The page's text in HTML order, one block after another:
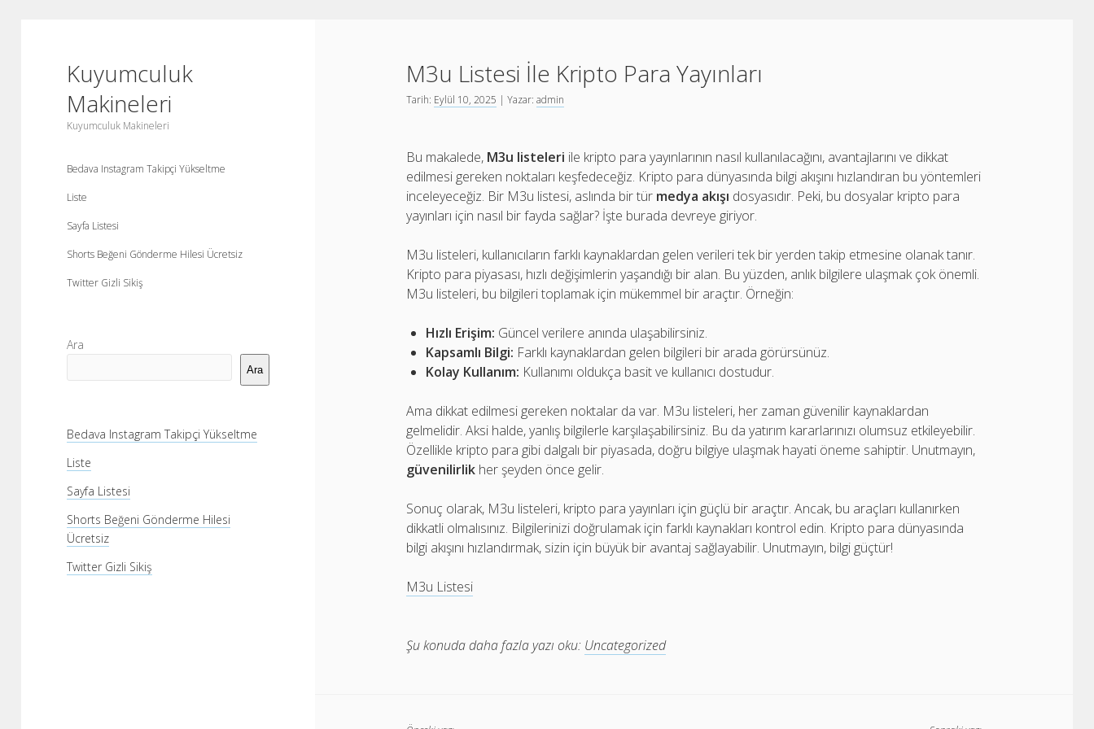
Kuyumculuk
Makineleri
Kuyumculuk Makineleri
Bedava Instagram Takipçi Yükseltme
Liste
Sayfa Listesi
Shorts Beğeni Gönderme Hilesi Ücretsiz
Twitter Gizli Sikiş
Yan
Menü
Ara
Ara
Bedava Instagram Takipçi Yükseltme
Liste
Sayfa Listesi
Shorts Beğeni Gönderme Hilesi
Ücretsiz
Twitter Gizli Sikiş
M3u Listesi İle Kripto Para Yayınları
Tarih: Eylül 10, 2025 | Yazar:admin
Bu makalede, M3u listeleri ile kripto para yayınlarının nasıl kullanılacağını, avantajlarını ve dikkat
edilmesi gereken noktaları keşfedeceğiz. Kripto para dünyasında bilgi akışını hızlandıran bu yöntemleri
inceleyeceğiz. Bir M3u listesi, aslında bir tür medya akışı dosyasıdır. Peki, bu dosyalar kripto para
yayınları için nasıl bir fayda sağlar? İşte burada devreye giriyor.
M3u listeleri, kullanıcıların farklı kaynaklardan gelen verileri tek bir yerden takip etmesine olanak tanır.
Kripto para piyasası, hızlı değişimlerin yaşandığı bir alan. Bu yüzden, anlık bilgilere ulaşmak çok önemli.
M3u listeleri, bu bilgileri toplamak için mükemmel bir araçtır. Örneğin:
Hızlı Erişim: Güncel verilere anında ulaşabilirsiniz.
Kapsamlı Bilgi: Farklı kaynaklardan gelen bilgileri bir arada görürsünüz.
Kolay Kullanım: Kullanımı oldukça basit ve kullanıcı dostudur.
Ama dikkat edilmesi gereken noktalar da var. M3u listeleri, her zaman güvenilir kaynaklardan
gelmelidir. Aksi halde, yanlış bilgilerle karşılaşabilirsiniz. Bu da yatırım kararlarınızı olumsuz etkileyebilir.
Özellikle kripto para gibi dalgalı bir piyasada, doğru bilgiye ulaşmak hayati öneme sahiptir. Unutmayın,
güvenilirlik her şeyden önce gelir.
Sonuç olarak, M3u listeleri, kripto para yayınları için güçlü bir araçtır. Ancak, bu araçları kullanırken
dikkatli olmalısınız. Bilgilerinizi doğrulamak için farklı kaynakları kontrol edin. Kripto para dünyasında
bilgi akışını hızlandırmak, sizin için büyük bir avantaj sağlayabilir. Unutmayın, bilgi güçtür!
M3u Listesi
Şu konuda daha fazla yazı oku: Uncategorized